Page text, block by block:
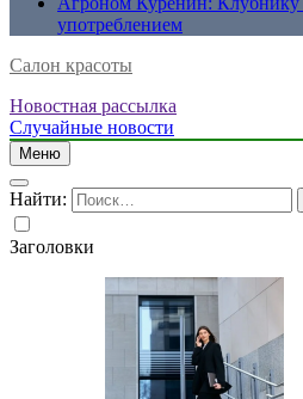
употреблением
Салон красоты
Новостная рассылка
Случайные новости
Меню
Найти:
Заголовки